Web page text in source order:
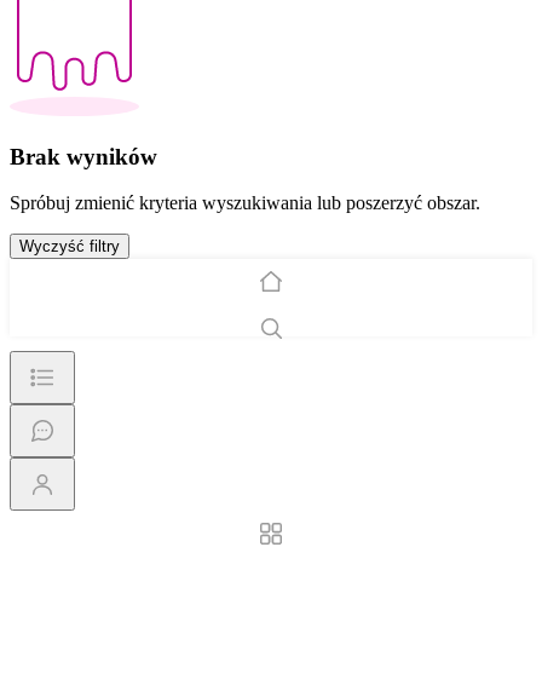
Brak wyników
Spróbuj zmienić kryteria wyszukiwania lub poszerzyć obszar.
Wyczyść filtry